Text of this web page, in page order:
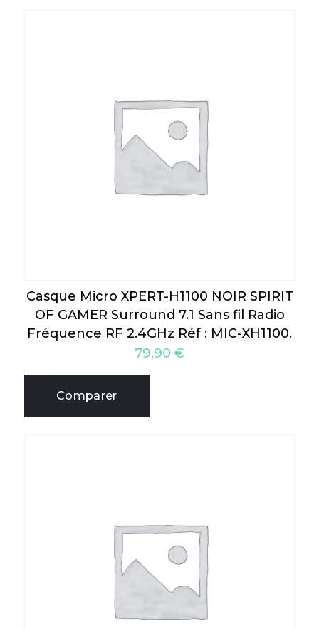
Casque Micro XPERT-H1100 NOIR SPIRIT
OF GAMER Surround 7.1 Sans fil Radio
Fréquence RF 2.4GHz Réf : MIC-XH1100.
79,90 €
Comparer